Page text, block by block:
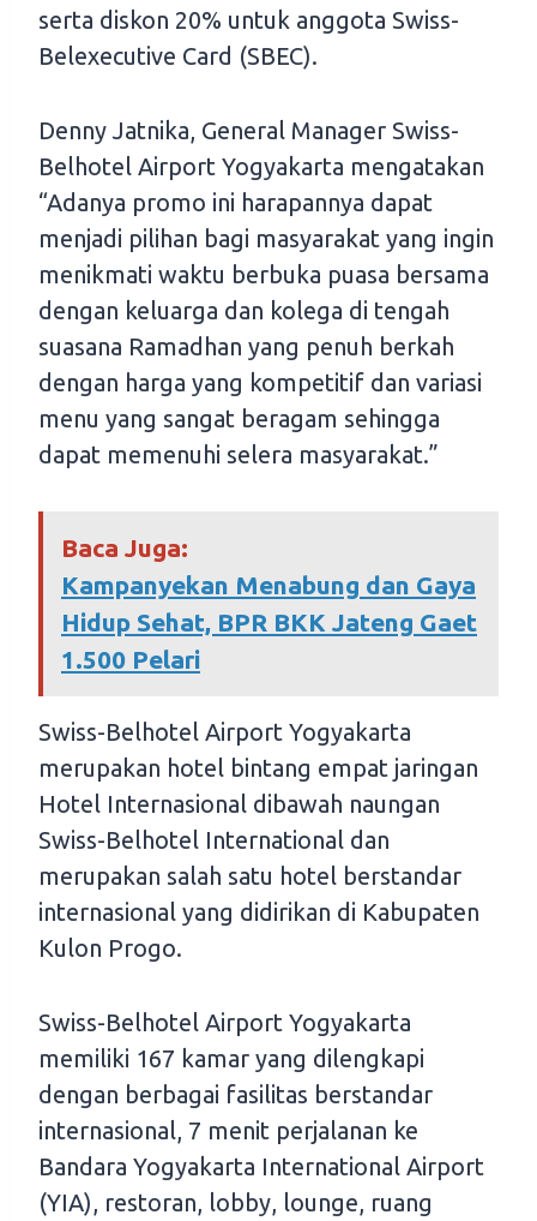
serta diskon 20% untuk anggota Swiss-
Belexecutive Card (SBEC).
Denny Jatnika, General Manager Swiss-
Belhotel Airport Yogyakarta mengatakan
“Adanya promo ini harapannya dapat
menjadi pilihan bagi masyarakat yang ingin
menikmati waktu berbuka puasa bersama
dengan keluarga dan kolega di tengah
suasana Ramadhan yang penuh berkah
dengan harga yang kompetitif dan variasi
menu yang sangat beragam sehingga
dapat memenuhi selera masyarakat.”
Baca Juga:
Kampanyekan Menabung dan Gaya
Hidup Sehat, BPR BKK Jateng Gaet
1.500 Pelari
Swiss-Belhotel Airport Yogyakarta
merupakan hotel bintang empat jaringan
Hotel Internasional dibawah naungan
Swiss-Belhotel International dan
merupakan salah satu hotel berstandar
internasional yang didirikan di Kabupaten
Kulon Progo.
Swiss-Belhotel Airport Yogyakarta
memiliki 167 kamar yang dilengkapi
dengan berbagai fasilitas berstandar
internasional, 7 menit perjalanan ke
Bandara Yogyakarta International Airport
(YIA), restoran, lobby, lounge, ruang